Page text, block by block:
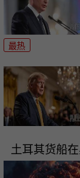
最热
土耳其货船